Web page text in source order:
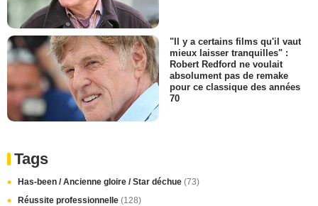
"Il y a certains films qu'il vaut
mieux laisser tranquilles" :
Robert Redford ne voulait
absolument pas de remake
pour ce classique des années
70
Tags
Has-been / Ancienne gloire / Star déchue (73)
Réussite professionnelle (128)